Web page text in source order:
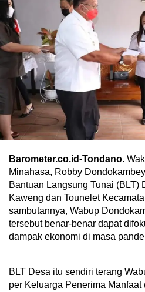
Barometer.co.id-Tondano.
Minahasa, Robby
Bantuan Langsung Tunai (BLT)
Kaweng dan Tounelet
sambutannya, Wabup
tersebut benar-benar dapat
dampak ekonomi di masa
BLT Desa itu sendiri terang
per Keluarga Penerima